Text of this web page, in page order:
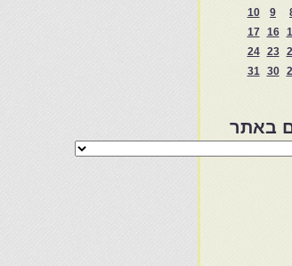
9
10
16
17
23
24
30
31
באתר